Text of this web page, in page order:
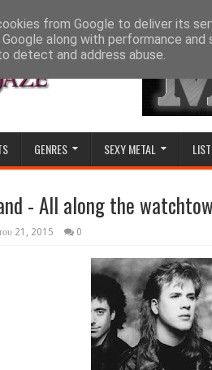
GENRES SEXY METAL
- All along the
21, 2015 0
from Google to deliver its
along with performance
detect and address abuse.